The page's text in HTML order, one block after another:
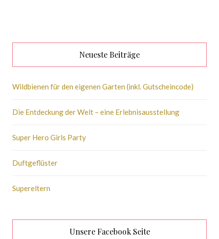
Neueste Beiträge
Wildbienen für den eigenen Garten (inkl. Gutscheincode)
Die Entdeckung der Welt – eine Erlebnisausstellung
Super Hero Girls Party
Duftgeflüster
Supereltern
Unsere Facebook Seite